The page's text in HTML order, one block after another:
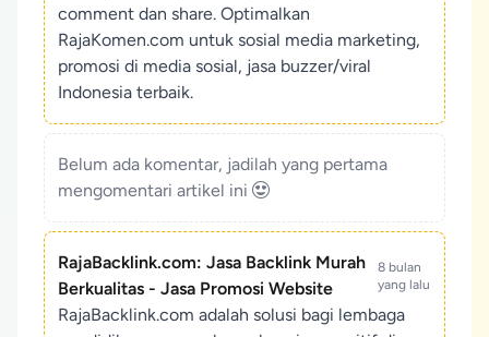
comment dan share. Optimalkan
RajaKomen.com untuk sosial media marketing,
promosi di media sosial, jasa buzzer/viral
Indonesia terbaik.
Belum ada komentar, jadilah yang pertama
mengomentari artikel ini
RajaBacklink.com: Jasa Backlink Murah
Berkualitas - Jasa Promosi Website
8 bulan
yang lalu
RajaBacklink.com adalah solusi bagi lembaga